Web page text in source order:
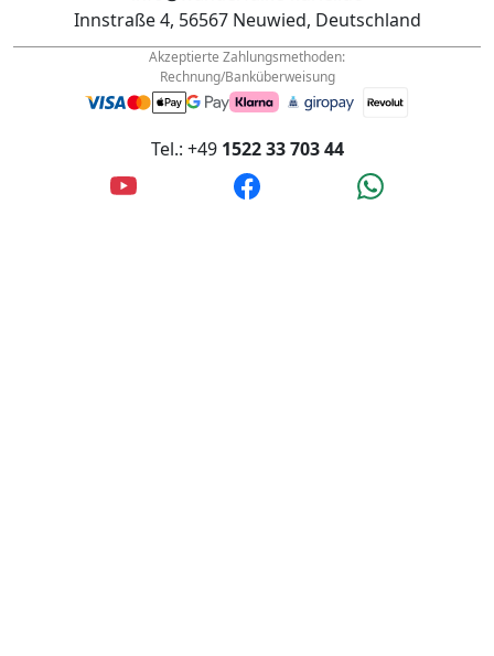
info@wanderfalke-kurier.de
Innstraße 4, 56567 Neuwied, Deutschland
Akzeptierte Zahlungsmethoden:
Rechnung/Banküberweisung
1522 33 703 44